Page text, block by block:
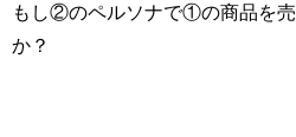
もし②のペルソナで①の商品を売
か？